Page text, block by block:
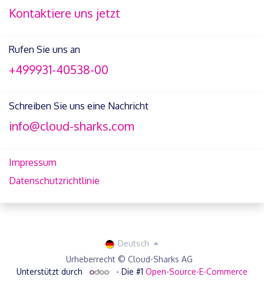
Kontaktiere uns jetzt
Rufen Sie uns an
+499931-40538-00
Schreiben Sie uns eine Nachricht
info@cloud-sharks.com
Impressum
Datenschutzrichtlinie
Urheberrecht © Cloud-Sharks AG
Deutsch
Unterstützt durch - Die #1 Open-Source-E-Commerce